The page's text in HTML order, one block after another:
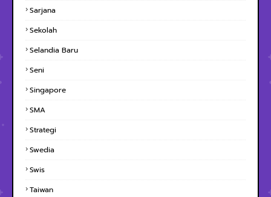
Sarjana
Sekolah
Selandia Baru
Seni
Singapore
SMA
Strategi
Swedia
Swis
Taiwan